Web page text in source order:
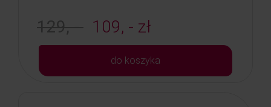
129, - 109, - zł
do koszyka